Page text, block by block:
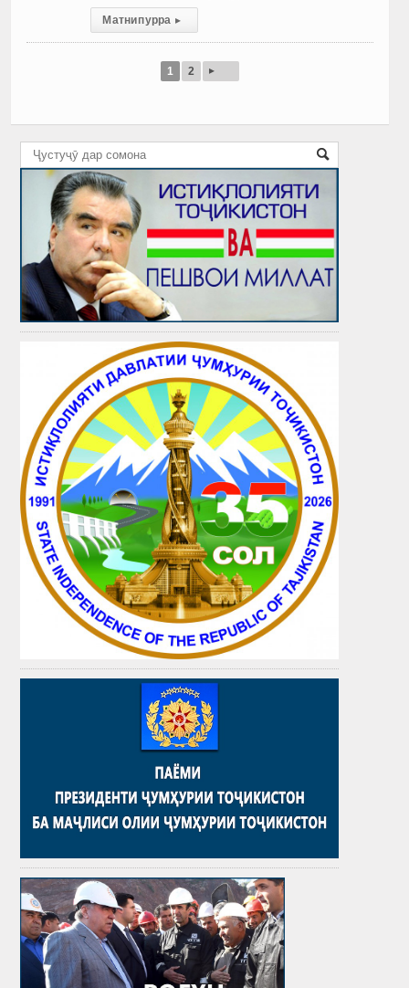
Матни пурра ▸
1 2 ▸